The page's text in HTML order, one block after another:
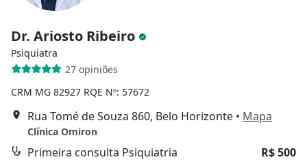
Dr. Ariosto Ribeiro
Psiquiatra
27 opiniões
CRM MG 82927 RQE Nº: 57672
Rua Tomé de Souza 860, Belo Horizonte • Mapa
Clínica Omiron
Primeira consulta Psiquiatria
R$ 500